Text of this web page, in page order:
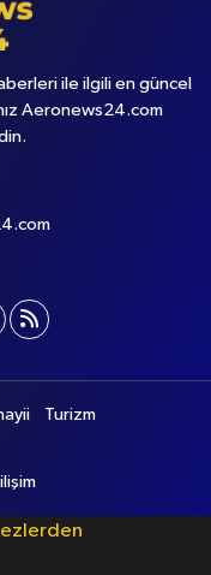
ile ilgili en güncel
Aeronews24.com
Turizm